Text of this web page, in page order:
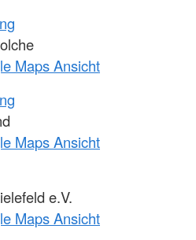
Maps Ansicht
Maps Ansicht
e.V.
Maps Ansicht